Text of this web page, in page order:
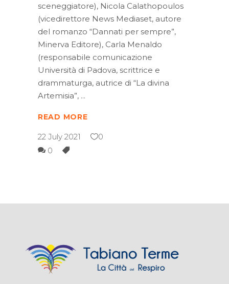
sceneggiatore), Nicola Calathopoulos
(vicedirettore News Mediaset, autore
del romanzo “Dannati per sempre”,
Minerva Editore), Carla Menaldo
(responsabile comunicazione
Università di Padova, scrittrice e
drammaturga, autrice di “La divina
Artemisia”,
READ MORE
22 July 2021
0
0